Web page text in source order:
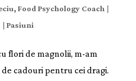
Food Psychology Coach |
|Pasiuni
flori de magnolii, m-am
cadouri pentru cei dragi.